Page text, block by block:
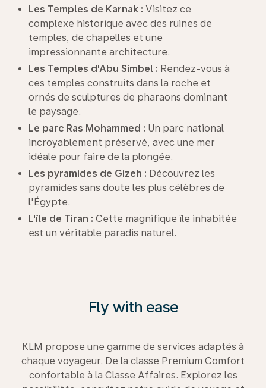
Les Temples de Karnak : Visitez ce
complexe historique avec des ruines de
temples, de chapelles et une
impressionnante architecture.
Les Temples d'Abu Simbel : Rendez-vous à
ces temples construits dans la roche et
ornés de sculptures de pharaons dominant
le paysage.
Le parc Ras Mohammed : Un parc national
incroyablement préservé, avec une mer
idéale pour faire de la plongée.
Les pyramides de Gizeh : Découvrez les
pyramides sans doute les plus célèbres de
l'Égypte.
L'île de Tiran : Cette magnifique île inhabitée
est un véritable paradis naturel.
Fly with ease
KLM propose une gamme de services adaptés à
chaque voyageur. De la classe Premium Comfort
confortable à la Classe Affaires. Explorez les